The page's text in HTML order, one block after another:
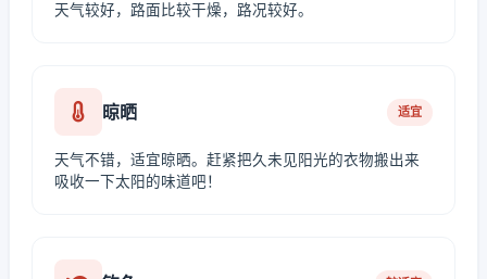
天气较好，路面比较干燥，路况较好。
晾晒 适宜
天气不错，适宜晾晒。赶紧把久未见阳光的衣物搬出来
吸收一下太阳的味道吧！